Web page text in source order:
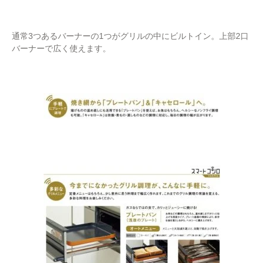
通常3つあるバーナーの1つがグリルの中にビルトイン。上部2口
バーナーで広く使えます。